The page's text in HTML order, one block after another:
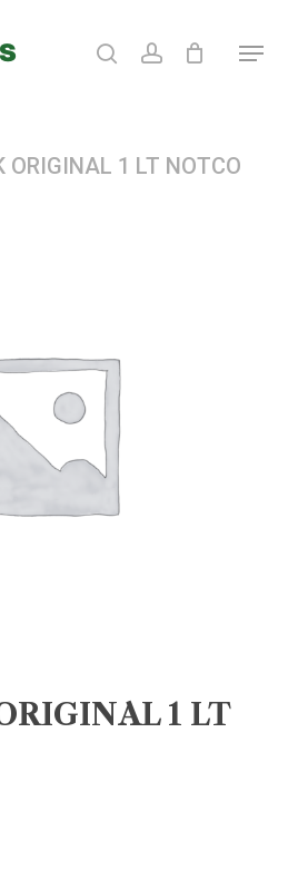
searchaccount Menu
ORIGINAL 1 LT NOTCO
1 LT
Close